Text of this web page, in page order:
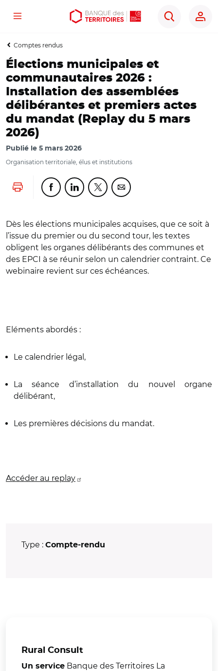
Aller
contenu
Aller
menu
Ouvrir
outils
Menu
Rechercher
Comptes rendus
Élections municipales et
communautaires 2026 :
Installation des assemblées
délibérantes et premiers actes
du mandat (Replay du 5 mars
2026)
Publié le 5 mars 2026
Organisation territoriale, élus et institutions
Lancer l'impressionPartager cette page sur Facebook
Partager cette page sur Linkedin
Partager cette page sur Twitter
Partager cette page sur
Dès les élections municipales acquises, que ce soit à
l’issue du premier ou du second tour, les textes
obligent les organes délibérants des communes et
des EPCI à se réunir selon un calendrier contraint. Ce
webinaire revient sur ces échéances.
Eléments abordés :
Le calendrier légal,
La séance d’installation du nouvel organe
délibérant,
Les premières décisions du mandat.
Accéder au replay
Type : Compte-rendu
Rural Consult
Un service Banque des Territoires La